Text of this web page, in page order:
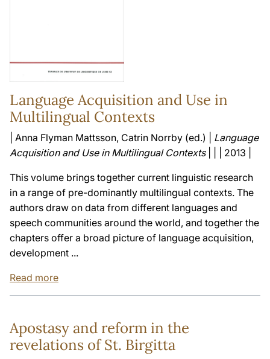
Language Acquisition and Use in
Multilingual Contexts
| Anna Flyman Mattsson, Catrin Norrby (ed.) | Language
Acquisition and Use in Multilingual Contexts| | | 2013 |
This volume brings together current linguistic research
in a range of pre-dominantly multilingual contexts. The
authors draw on data from different languages and
speech communities around the world, and together the
chapters offer a broad picture of language acquisition,
development ...
Read more
Apostasy and reform in the
revelations of St. Birgitta